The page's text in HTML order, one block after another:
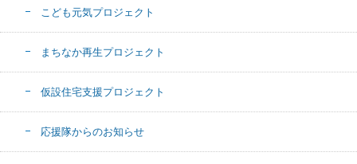
こども元気プロジェクト
まちなか再生プロジェクト
仮設住宅支援プロジェクト
応援隊からのお知らせ